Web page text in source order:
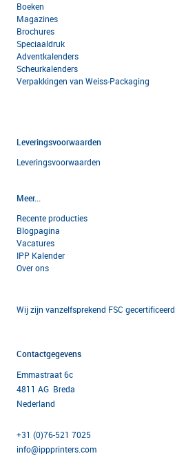
Boeken
Magazines
Brochures
Speciaaldruk
Adventkalenders
Scheurkalenders
Verpakkingen van Weiss-Packaging
Leveringsvoorwaarden
Leveringsvoorwaarden
Meer...
Recente producties
Blogpagina
Vacatures
IPP Kalender
Over ons
Wij zijn vanzelfsprekend FSC gecertificeerd.
Contactgegevens
Emmastraat 6c
4811 AG Breda
Nederland
+31 (0)76-521 7025
info@ippprinters.com